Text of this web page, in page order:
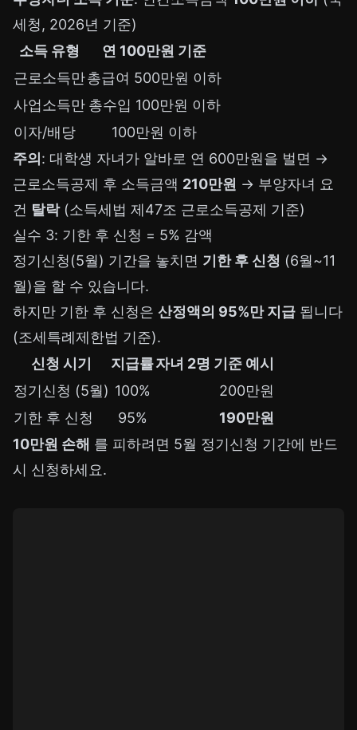
세청, 2026년 기준)
소득 유형
연 100만원 기준
근로소득만총급여 500만원 이하
사업소득만 총수입 100만원 이하
이자/배당
100만원 이하
주의 : 대학생 자녀가 알바로 연 600만원을 벌면 →
근로소득공제 후 소득금액 210만원 → 부양자녀 요
건 탈락(소득세법 제47조 근로소득공제 기준)
실수 3: 기한 후 신청 = 5% 감액
정기신청(5월) 기간을 놓치면 기한 후 신청 (6월~11
월)을 할 수 있습니다.
하지만 기한 후 신청은 산정액의 95%만 지급 됩니다
(조세특례제한법 기준).
신청 시기
지급률자녀 2명 기준 예시
정기신청 (5월) 100%
200만원
기한 후 신청
95%
190만원
10만원 손해 를 피하려면 5월 정기신청 기간에 반드
시 신청하세요.